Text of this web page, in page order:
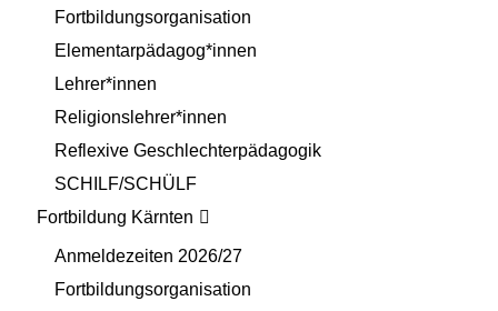
Fortbildungsorganisation
Elementarpädagog*innen
Lehrer*innen
Religionslehrer*innen
Reflexive Geschlechterpädagogik
SCHILF/SCHÜLF
Fortbildung Kärnten
Anmeldezeiten 2026/27
Fortbildungsorganisation